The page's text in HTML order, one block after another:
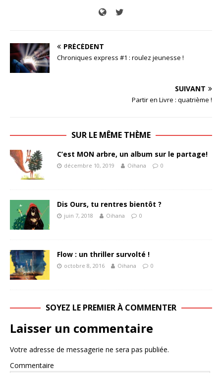
PRÉCÉDENT
Chroniques express #1 : roulez jeunesse !
SUIVANT
Partir en Livre : quatrième !
SUR LE MÊME THÈME
C’est MON arbre, un album sur le partage!
décembre 10, 2019 Oihana 0
Dis Ours, tu rentres bientôt ?
juin 7, 2018 Oihana 0
Flow : un thriller survolté !
octobre 8, 2016 Oihana 0
SOYEZ LE PREMIER À COMMENTER
Laisser un commentaire
Votre adresse de messagerie ne sera pas publiée.
Commentaire